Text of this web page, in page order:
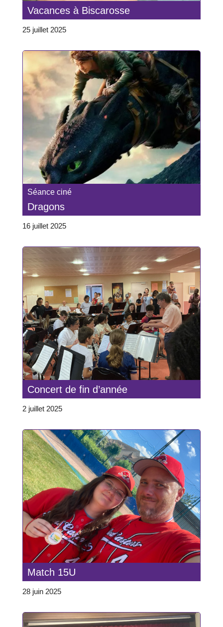
Vacances à Biscarosse
25 juillet 2025
Séance ciné
Dragons
16 juillet 2025
Concert de fin d’année
2 juillet 2025
Match 15U
28 juin 2025